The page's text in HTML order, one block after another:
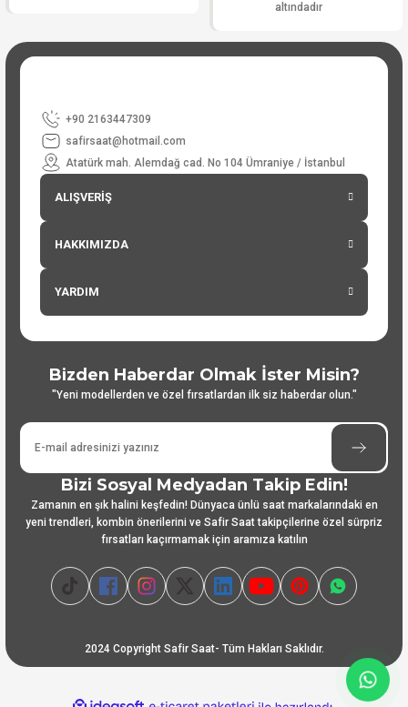
altındadır
+90 2163447309
safirsaat@hotmail.com
Atatürk mah. Alemdağ cad. No 104 Ümraniye / İstanbul
ALIŞVERİŞ
HAKKIMIZDA
YARDIM
Bizden Haberdar Olmak İster Misin?
"Yeni modellerden ve özel fırsatlardan ilk siz haberdar olun."
Bizi Sosyal Medyadan Takip Edin!
Zamanın en şık halini keşfedin! Dünyaca ünlü saat markalarındaki en
yeni trendleri, kombin önerilerini ve Safir Saat takipçilerine özel sürpriz
fırsatları kaçırmamak için aramıza katılın
2024 Copyright Safir Saat- Tüm Hakları Saklıdır.